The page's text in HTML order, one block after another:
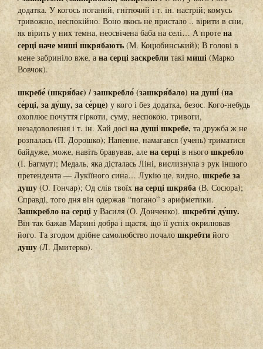
додатка. У когось поганий, гнітючий і т. ін. настрій; комусь
тривожно, неспокійно. Воно якось не пристало .. вірити в сни,
як вірить у них темна, неосвічена баба на селі… А протена
серці наче миші шкрябають (М. Коцюбинський); В голові в
мене забриніло вже, а на серці заскреблитакі миші (Марко
Вовчок).
шкребе́ (шкря́бає) / зашкребло́ (зашкря́бало) на душі́ (на
се́рці, за ду́шу, за се́рце) у кого і без додатка, безос. Кого-небудь
охоплює почуття гіркоти, суму, неспокою, тривоги,
незадоволення і т. ін. Хай досі на душі шкребе, та дружба ж не
розпалась (П. Дорошко); Напевне, намагався (учень) триматися
байдуже, може, навіть бравував, алена серці в ньогошкребло
(І. Багмут); Медаль, яка дісталась Ліні, вислизнула з рук іншого
претендента — Лукіїного сина… Лукію це, видно, шкребе за
душу (О. Гончар); Од слів твоїх на серці шкряба (В. Сосюра);
Справді, того дня він одержав “погано” з арифметики.
Зашкребло на серці у Василя (О. Донченко). шкребти́ ду́шу.
Він так бажав Марині добра і щастя, що її успіх окрилював
його. Та згодом дрібне самолюбство почало шкребтийого
душу (Л. Дмитерко).